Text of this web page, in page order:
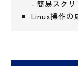
- 簡易スク
Linux操作の